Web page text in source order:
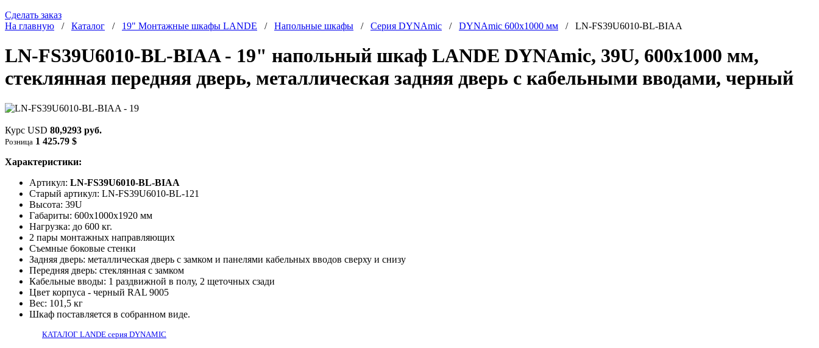
Сделать заказ
На главную / Каталог / 19" Монтажные шкафы LANDE / Напольные шкафы / Серия DYNAmic / DYNAmic 600x1000 мм / LN-FS39U6010-BL-BIAA
LN-FS39U6010-BL-BIAA - 19" напольный шкаф LANDE DYNAmic, 39U, 600x1000 мм,
стеклянная передняя дверь, металлическая задняя дверь с кабельными вводами, черный
Курс USD 80,9293 руб.
Розница 1 425.79 $
Характеристики:
Артикул: LN-FS39U6010-BL-BIAA
Старый артикул: LN-FS39U6010-BL-121
Высота: 39U
Габариты: 600х1000x1920 мм
Нагрузка: до 600 кг.
2 пары монтажных направляющих
Съемные боковые стенки
Задняя дверь: металлическая дверь с замком и панелями кабельных вводов сверху и снизу
Передняя дверь: стеклянная с замком
Кабельные вводы: 1 раздвижной в полу, 2 щеточных сзади
Цвет корпуса - черный RAL 9005
Вес: 101,5 кг
Шкаф поставляется в собранном виде.
КАТАЛОГ LANDE серия DYNAMIC